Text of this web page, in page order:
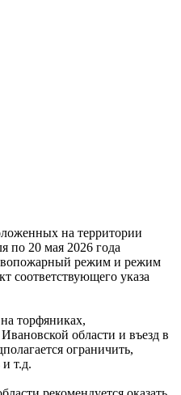
на территории
по 20 мая 2026 года
режим и режим
соответствующего указа
торфяниках,
области и въезд в
ограничить,
и т.д.